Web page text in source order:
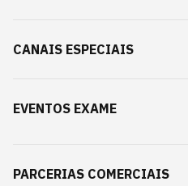
CANAIS ESPECIAIS
EVENTOS EXAME
PARCERIAS COMERCIAIS